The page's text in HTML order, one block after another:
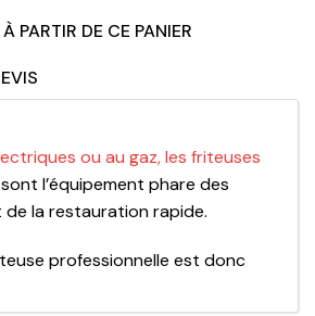
PARTIR DE CE PANIER
ou au gaz, les friteuses
sont l’équipement phare des
la restauration rapide.
professionnelle est donc
réussite du fonctionnement de